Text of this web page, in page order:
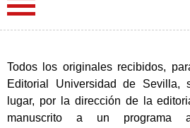
Todos los originales recibidos,
Editorial Universidad de Sevilla,
lugar, por la dirección de la
manuscrito a un programa